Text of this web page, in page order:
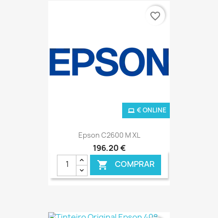
Epson C2600 M XL
196,20 €
 COMPRAR
€ ONLINE
favorite_border